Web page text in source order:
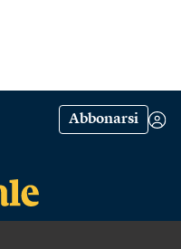
Abbonarsi